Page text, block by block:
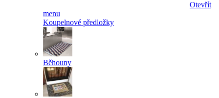
Otevřít
menu
Koupelnové předložky
Běhouny